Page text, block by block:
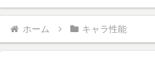
ホーム キャラ性能